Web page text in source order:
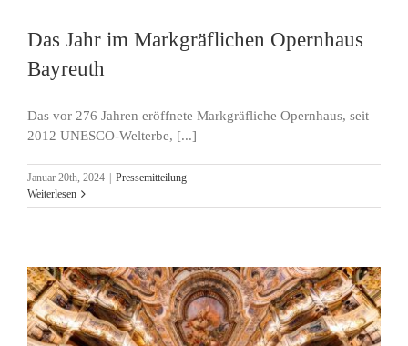
Das Jahr im Markgräflichen Opernhaus
Bayreuth
Das vor 276 Jahren eröffnete Markgräfliche Opernhaus, seit
2012 UNESCO-Welterbe, [...]
Januar 20th, 2024
Pressemitteilung
Weiterlesen